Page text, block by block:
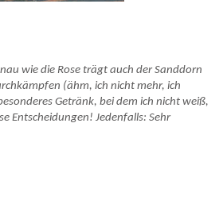
wie die Rose trägt auch der Sanddorn
(ähm, ich nicht mehr, ich
Getränk, bei dem ich nicht weiß,
Entscheidungen! Jedenfalls: Sehr